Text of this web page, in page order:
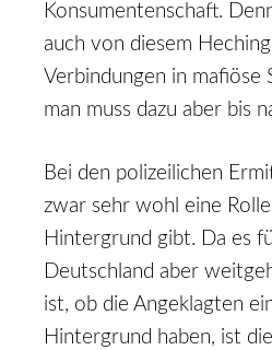
Konsumentenschaft.
auch von diesem
Verbindungen in mafiöse
man muss dazu aber bis
Bei den polizeilichen
zwar sehr wohl eine
Hintergrund gibt. Da es
Deutschland aber
ist, ob die Angeklagten
Hintergrund haben, ist